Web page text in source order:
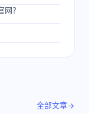
？
全部文章